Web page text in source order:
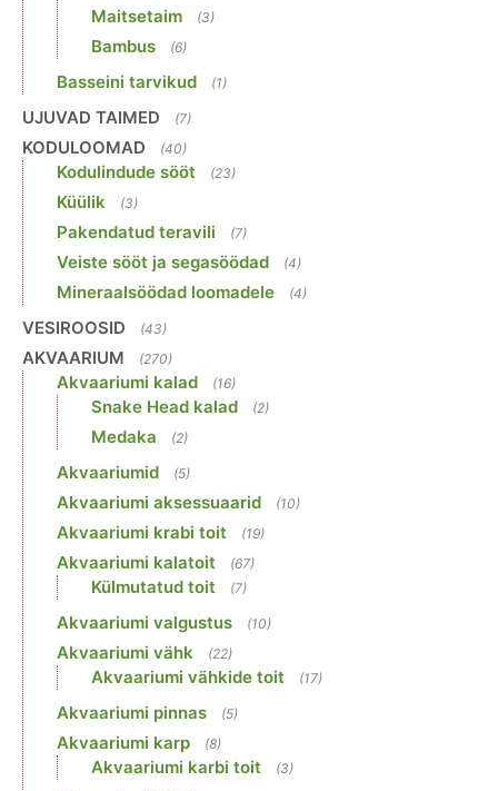
Maitsetaim (3)
Bambus (6)
Basseini tarvikud (1)
UJUVAD TAIMED (7)
KODULOOMAD (40)
Kodulindude sööt (23)
Küülik (3)
Pakendatud teravili (7)
Veiste sööt ja segasöödad (4)
Mineraalsöödad loomadele (4)
VESIROOSID (43)
AKVAARIUM (270)
Akvaariumi kalad (16)
Snake Head kalad (2)
Medaka (2)
Akvaariumid (5)
Akvaariumi aksessuaarid (10)
Akvaariumi krabi toit (19)
Akvaariumi kalatoit (67)
Külmutatud toit (7)
Akvaariumi valgustus (10)
Akvaariumi vähk (22)
Akvaariumi vähkide toit (17)
Akvaariumi pinnas (5)
Akvaariumi karp (8)
Akvaariumi karbi toit (3)